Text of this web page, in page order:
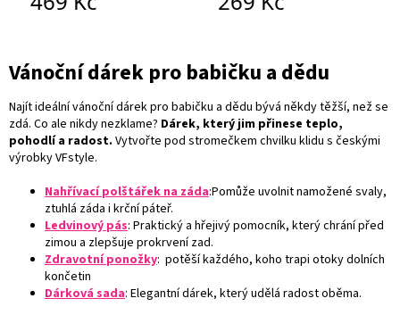
Vánoční dárek pro babičku a dědu
Najít ideální vánoční dárek pro babičku a dědu bývá někdy těžší, než se
zdá. Co ale nikdy nezklame? Dárek, který jim přinese teplo,
pohodlí a radost. Vytvořte pod stromečkem chvilku klidu s českými
výrobky VFstyle.
Nahřívací polštářek na záda:Pomůže uvolnit namožené svaly,
ztuhlá záda i krční páteř.
Ledvinový pás: Praktický a hřejivý pomocník, který chrání před
zimou a zlepšuje prokrvení zad.
Zdravotní ponožky: potěší každého, koho trapi otoky dolních
končetin
Dárková sada: Elegantní dárek, který udělá radost oběma.